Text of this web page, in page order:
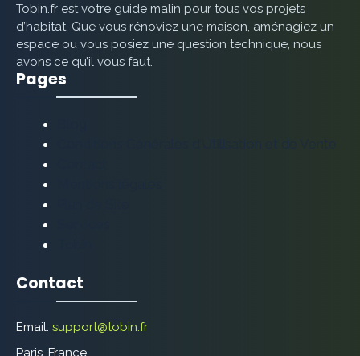
Tobin.fr est votre guide malin pour tous vos projets
d’habitat. Que vous rénoviez une maison, aménagiez un
espace ou vous posiez une question technique, nous
avons ce qu’il vous faut.
Pages
Contact
Email: support@tobin.fr
Paris, France